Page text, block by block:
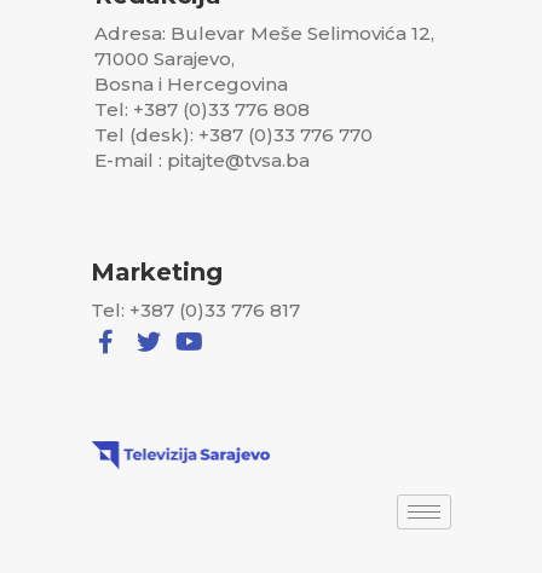
Adresa: Bulevar Meše Selimovića 12,
71000 Sarajevo,
Bosna i Hercegovina
Tel: +387 (0)33 776 808
Tel (desk): +387 (0)33 776 770
E-mail : pitajte@tvsa.ba
Marketing
Tel: +387 (0)33 776 817